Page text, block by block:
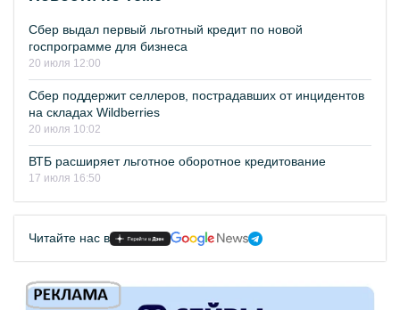
Сбер выдал первый льготный кредит по новой
госпрограмме для бизнеса
20 июля 12:00
Сбер поддержит селлеров, пострадавших от инцидентов
на складах Wildberries
20 июля 10:02
ВТБ расширяет льготное оборотное кредитование
17 июля 16:50
Читайте нас в